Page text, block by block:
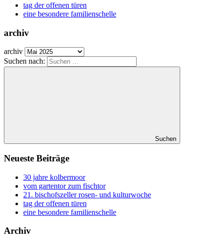
tag der offenen türen
eine besondere familienschelle
archiv
archiv
Suchen nach:
Suchen
Neueste Beiträge
30 jahre kolbermoor
vom gartentor zum fischtor
21. bischofszeller rosen- und kulturwoche
tag der offenen türen
eine besondere familienschelle
Archiv